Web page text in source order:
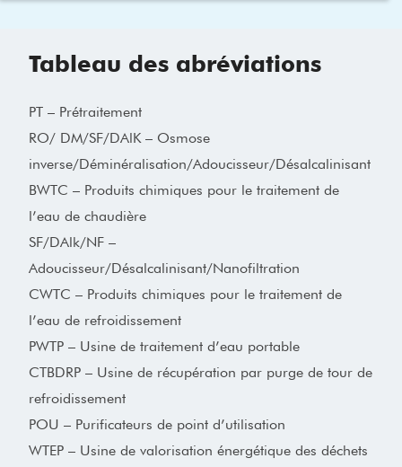
Tableau des abréviations
PT – Prétraitement
RO/ DM/SF/DAlK – Osmose
inverse/Déminéralisation/Adoucisseur/Désalcalinisant
BWTC – Produits chimiques pour le traitement de
l’eau de chaudière
SF/DAlk/NF –
Adoucisseur/Désalcalinisant/Nanofiltration
CWTC – Produits chimiques pour le traitement de
l’eau de refroidissement
PWTP – Usine de traitement d’eau portable
CTBDRP – Usine de récupération par purge de tour de
refroidissement
POU – Purificateurs de point d’utilisation
WTEP – Usine de valorisation énergétique des déchets